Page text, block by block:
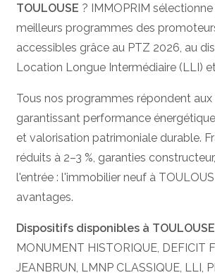
TOULOUSE ? IMMOPRIM
meilleurs programmes des
accessibles grâce au PTZ 2026, au
Location Longue Intermédiaire (LLI) et
Tous nos programmes répondent aux
garantissant performance
et valorisation patrimoniale durable.
réduits à 2–3 %, garanties
l'entrée : l'immobilier neuf à
avantages.
Dispositifs disponibles à
MONUMENT HISTORIQUE, DEFICIT
JEANBRUN, LMNP CLASSIQUE, LLI,